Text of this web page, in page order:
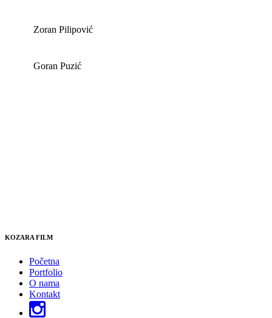
Zoran Pilipović
Goran Puzić
KOZARA FILM
Početna
Portfolio
O nama
Kontakt